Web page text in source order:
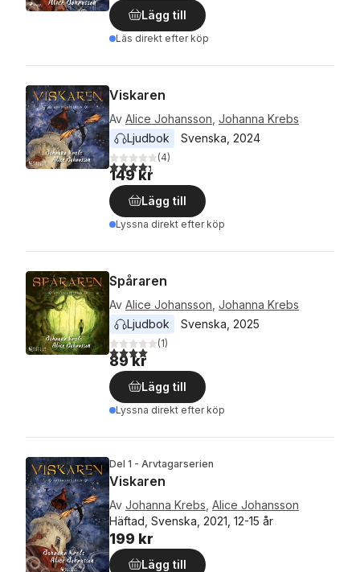
Lägg till
Läs direkt efter köp
Viskaren
Av Alice Johansson Johanna Krebs
Ljudbok
Svenska 2024
4,3utav 5 stjärnor. Totalt antal röster:
(4)
149 kr
Lägg till
Lyssna direkt efter köp
Spåraren
Av Alice Johansson Johanna Krebs
Ljudbok
Svenska 2025
4,0utav 5 stjärnor. Totalt antal röster:
(1)
89 kr
Lägg till
Lyssna direkt efter köp
Del 1 - Arvtagarserien
Viskaren
Av Johanna Krebs Alice Johansson
Häftad, Svenska, 2021, 12-15 år
199 kr
Lägg till